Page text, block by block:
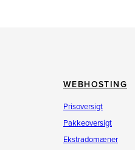
WEBHOSTING
Prisoversigt
Pakkeoversigt
Ekstradomæner